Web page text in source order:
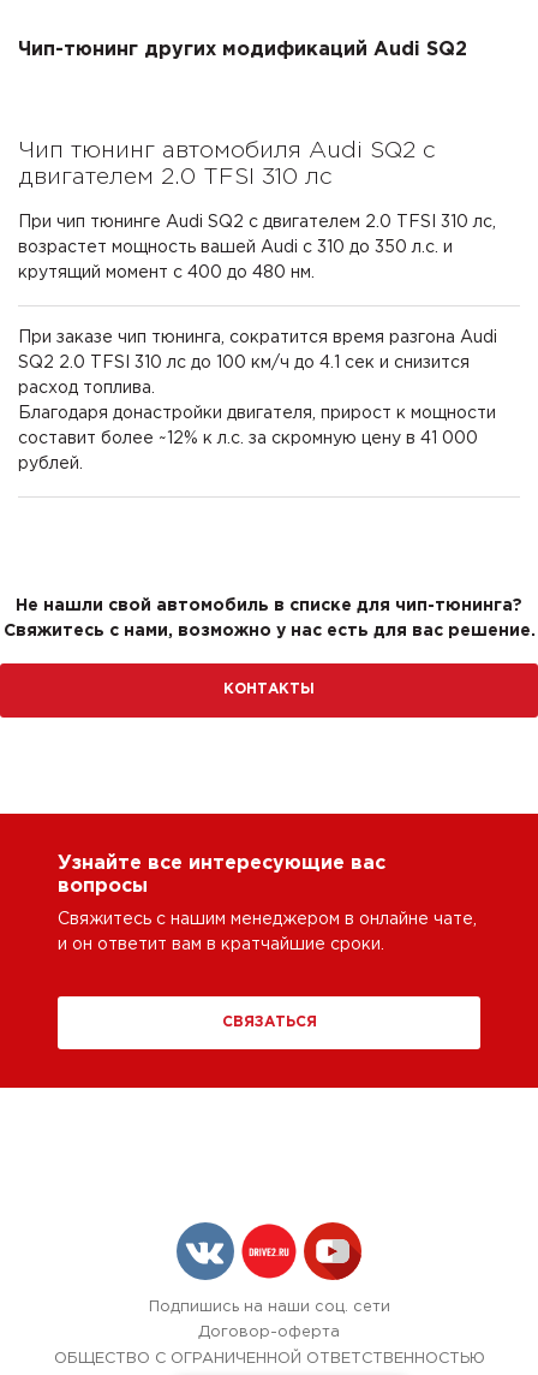
Чип-тюнинг других модификаций Audi SQ2
Чип тюнинг автомобиля Audi SQ2 с
двигателем 2.0 TFSI 310 лс
При чип тюнинге Audi SQ2 с двигателем 2.0 TFSI 310 лс,
возрастет мощность вашей Audi с 310 до 350 л.с. и
крутящий момент с 400 до 480 нм.
При заказе чип тюнинга, сократится время разгона Audi
SQ2 2.0 TFSI 310 лс до 100 км/ч до 4.1 сек и снизится
расход топлива.
Благодаря донастройки двигателя, прирост к мощности
составит более ~12% к л.с. за скромную цену в 41 000
рублей.
Не нашли свой автомобиль в списке для чип-тюнинга?
Свяжитесь с нами, возможно у нас есть для вас решение.
КОНТАКТЫ
Узнайте все интересующие вас
вопросы
Свяжитесь с нашим менеджером в онлайне чате,
и он ответит вам в кратчайшие сроки.
СВЯЗАТЬСЯ
Подпишись на наши соц. сети
Договор-оферта
ОБЩЕСТВО С ОГРАНИЧЕННОЙ ОТВЕТСТВЕННОСТЬЮ